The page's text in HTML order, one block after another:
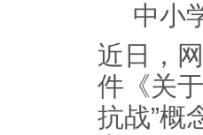
中小
近日，
件《关
抗战”概